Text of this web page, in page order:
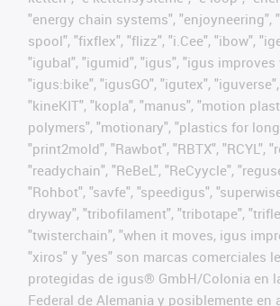
"energy chain systems", "enjoyneering",
spool", "fixflex", "flizz", "i.Cee", "ibow",
"igubal", "igumid", "igus", "igus improves
"igus:bike", "igusGO", "igutex",
"kineKIT", "kopla", "manus", "motion
polymers", "motionary", "plastics for
"print2mold", "Rawbot", "RBTX", "RCYL",
"readychain", "ReBeL", "ReCyycle",
"Rohbot", "savfe", "speedigus",
dryway", "tribofilament", "tribotape",
"twisterchain", "when it moves, igus
"xiros" y "yes" son marcas comerciales
protegidas de igus® GmbH/Colonia en
Federal de Alemania y posiblemente en